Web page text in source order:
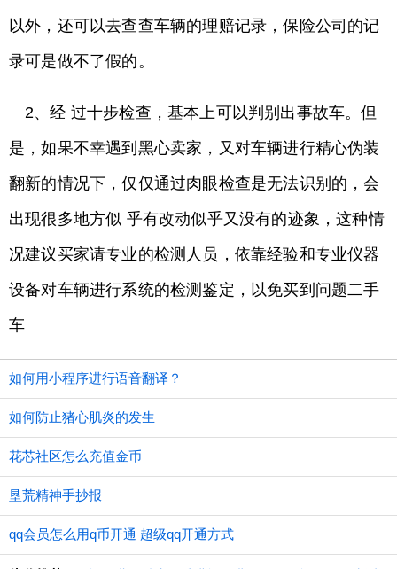
以外，还可以去查查车辆的理赔记录，保险公司的记
录可是做不了假的。
2、经 过十步检查，基本上可以判别出事故车。但
是，如果不幸遇到黑心卖家，又对车辆进行精心伪装
翻新的情况下，仅仅通过肉眼检查是无法识别的，会
出现很多地方似 乎有改动似乎又没有的迹象，这种情
况建议买家请专业的检测人员，依靠经验和专业仪器
设备对车辆进行系统的检测鉴定，以免买到问题二手
车
如何用小程序进行语音翻译？
如何防止猪心肌炎的发生
花芯社区怎么充值金币
垦荒精神手抄报
qq会员怎么用q币开通 超级qq开通方式